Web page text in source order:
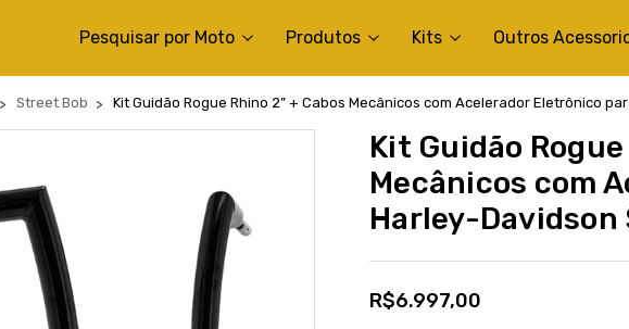
Pesquisar por Moto Produtos Kits Outros
Street Bob Kit Guidão Rogue Rhino 2” + Cabos Mecânicos com Acelerador Eletrônico
Kit Guidão
Mecânicos com
Harley-
R$6.997,00